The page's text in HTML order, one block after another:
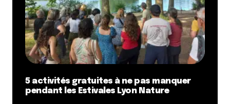
5 activités gratuites à ne pas manquer
pendant les Estivales Lyon Nature